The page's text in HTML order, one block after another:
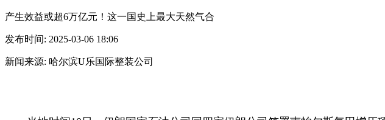
产生效益或超6万亿元！这一国史上最大天然气合
发布时间: 2025-03-06 18:06
新闻来源: 哈尔滨U乐国际整装公司